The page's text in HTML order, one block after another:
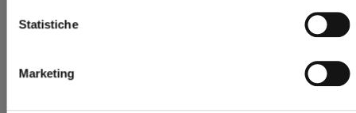
Statistiche
Marketing